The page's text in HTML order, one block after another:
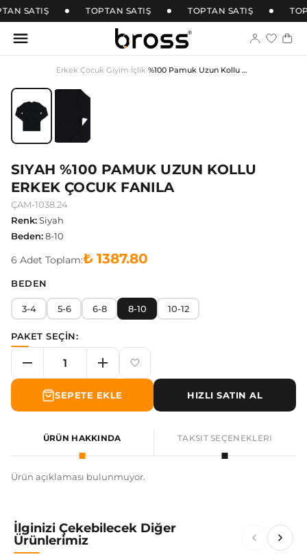
SATIŞ TOPTAN SATIŞ TOPTAN SATIŞ
Erkek Çocuk Giyim›İçlik› %100 Pamuk Uzun Kollu Erkek Çocuk Fanila
SIYAH %100 PAMUK UZUN KOLLU
ERKEK ÇOCUK FANILA
ÇAM-1038.24
Renk:Siyah
Beden:8-10
6 Adet Toplam:₺ 1387.80
BEDEN
3-4 5-6 6-8 8-10 10-12
PAKET SEÇİN:
SEPETE EKLE HIZLI SATIN AL
ÜRÜN HAKKINDA TAKSIT SEÇENEKLERI
Ürün açıklaması bulunmuyor.
İlginizi Çekebilecek Diğer
Ürünlerimiz